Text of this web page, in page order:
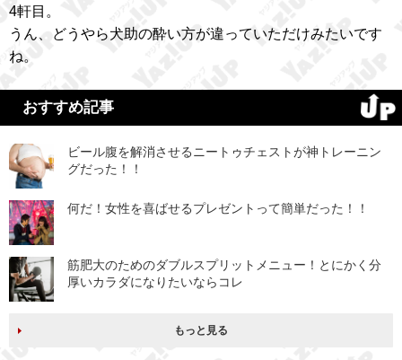
4軒目。
うん、どうやら犬助の酔い方が違っていただけみたいです
ね。
おすすめ記事
ビール腹を解消させるニートゥチェストが神トレーニン
グだった！！
何だ！女性を喜ばせるプレゼントって簡単だった！！
筋肥大のためのダブルスプリットメニュー！とにかく分
厚いカラダになりたいならコレ
もっと見る